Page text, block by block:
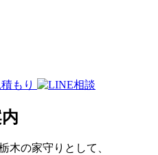
木の家守りとして、